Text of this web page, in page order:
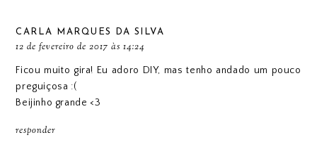
CARLA MARQUES DA SILVA
12 de fevereiro de 2017 às 14:24
Ficou muito gira! Eu adoro DIY, mas tenho andado um pouco
preguiçosa :(
Beijinho grande <3
responder